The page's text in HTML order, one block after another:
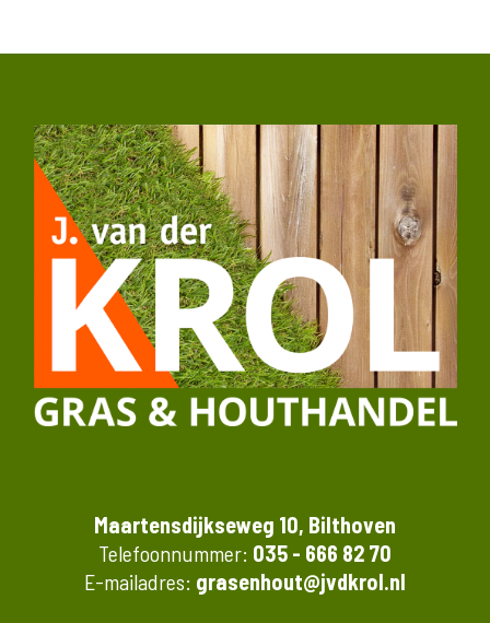
Maartensdijkseweg 10, Bilthoven
Telefoonnummer: 035 - 666 82 70
E-mailadres: grasenhout@jvdkrol.nl